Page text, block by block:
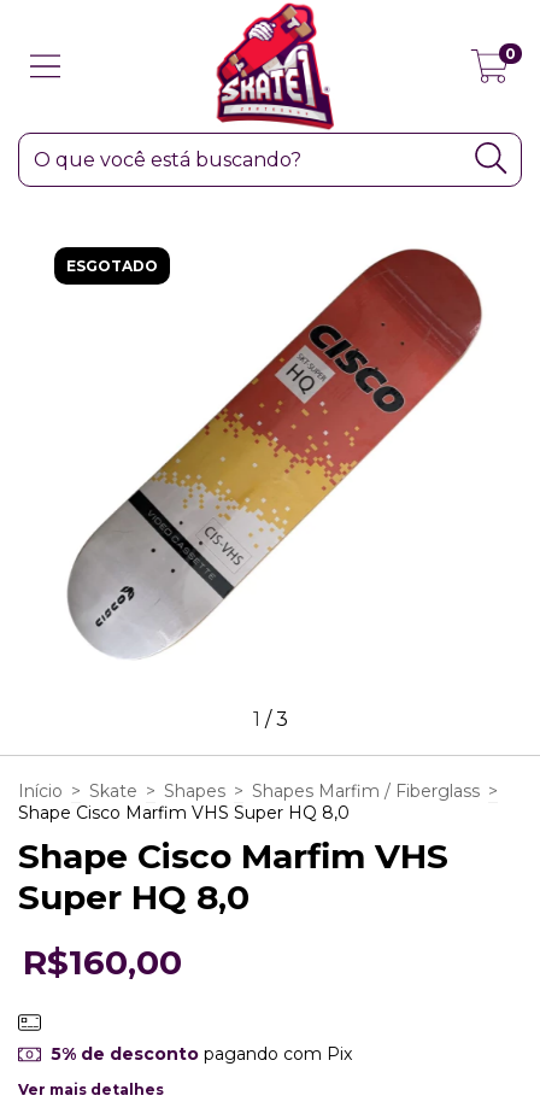
0
ESGOTADO
1 /3
Início > Skate > Shapes > Shapes Marfim / Fiberglass >
Shape Cisco Marfim VHS Super HQ 8,0
Shape Cisco Marfim VHS
Super HQ 8,0
R$160,00
5% de descontopagando com Pix
Ver mais detalhes